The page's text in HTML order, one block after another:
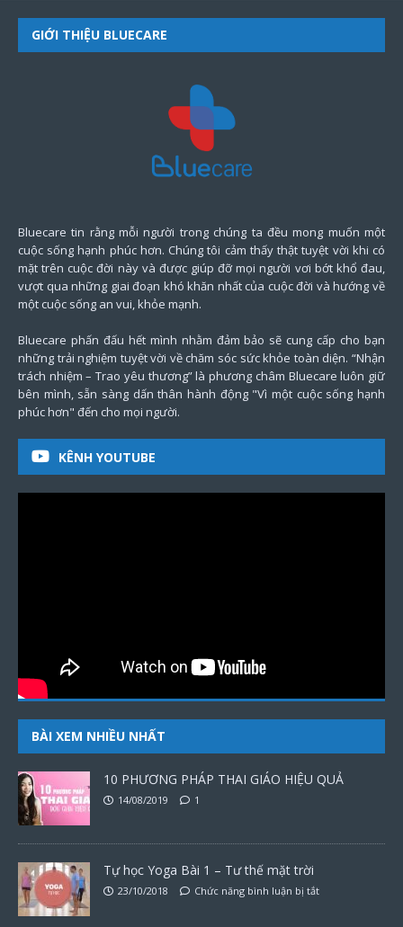
GIỚI THIỆU BLUECARE
Bluecare tin rằng mỗi người trong chúng ta đều mong muốn một
cuộc sống hạnh phúc hơn. Chúng tôi cảm thấy thật tuyệt vời khi có
mặt trên cuộc đời này và được giúp đỡ mọi người vơi bớt khổ đau,
vượt qua những giai đoạn khó khăn nhất của cuộc đời và hướng về
một cuộc sống an vui, khỏe mạnh.
Bluecare phấn đấu hết mình nhằm đảm bảo sẽ cung cấp cho bạn
những trải nghiệm tuyệt vời về chăm sóc sức khỏe toàn diện. “Nhận
trách nhiệm – Trao yêu thương” là phương châm Bluecare luôn giữ
bên mình, sẵn sàng dấn thân hành động "Vì một cuộc sống hạnh
phúc hơn" đến cho mọi người.
KÊNH YOUTUBE
BÀI XEM NHIỀU NHẤT
10 PHƯƠNG PHÁP THAI GIÁO HIỆU QUẢ
14/08/2019 1
Tự học Yoga Bài 1 – Tư thế mặt trời
23/10/2018 Chức năng bình luận bị tắt